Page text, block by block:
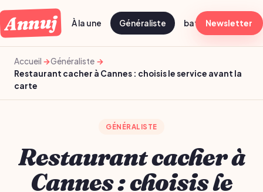
Annuj À la une Généraliste batch cooking
Newsletter
Accueil
Généraliste
Restaurant cacher à Cannes : choisis le service avant la
carte
GÉNÉRALISTE
Restaurant cacher à
Cannes : choisis le